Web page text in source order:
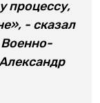
процессу,
- сказал